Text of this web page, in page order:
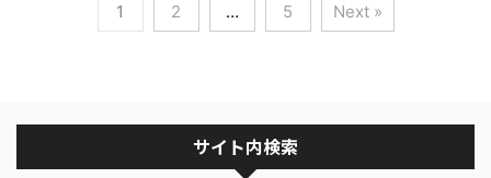
1 2 … 5 Next »
サイト内検索